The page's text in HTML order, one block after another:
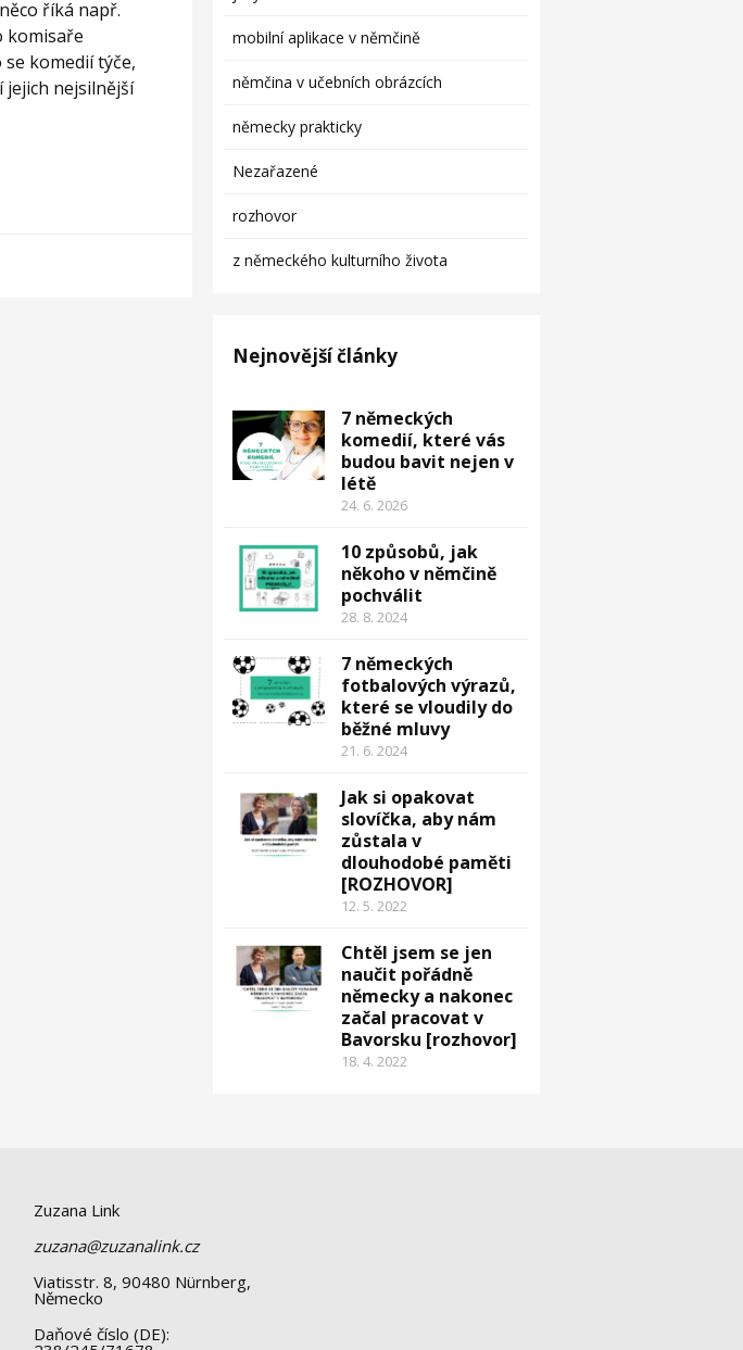
říká např.
komisaře
se komedií týče,
nejsilnější
mobilní aplikace v němčině
němčina v učebních obrázcích
německy prakticky
Nezařazené
rozhovor
z německého kulturního života
Nejnovější články
7 německých
komedií, které vás
budou bavit nejen v
létě
24. 6. 2026
10 způsobů, jak
někoho v němčině
pochválit
28. 8. 2024
7 německých
fotbalových výrazů,
které se vloudily do
běžné mluvy
21. 6. 2024
Jak si opakovat
slovíčka, aby nám
zůstala v
dlouhodobé paměti
[ROZHOVOR]
12. 5. 2022
Chtěl jsem se jen
naučit pořádně
německy a nakonec
začal pracovat v
Bavorsku [rozhovor]
18. 4. 2022
Zuzana Link
zuzana@zuzanalink.cz
Viatisstr. 8, 90480 Nürnberg,
Německo
Daňové číslo (DE):